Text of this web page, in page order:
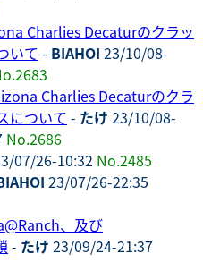
Charlies Decaturのクラッ
いて - BIAHOI 23/10/08-
Charlies Decaturのクラ
について - たけ 23/10/08-
No.2686
07/26-10:32 No.2485
23/07/26-22:35
、及び
- たけ 23/09/24-21:37